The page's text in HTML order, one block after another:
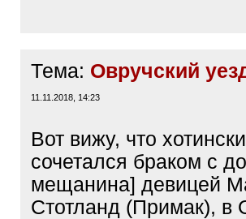
Тема: Овручский
11.11.2018, 14:23
Вот вижу, что
сочетался браком с
мещанина] девицей
Стотланд (Примак), в